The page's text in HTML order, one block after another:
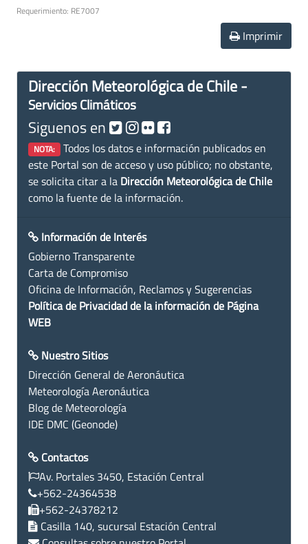
Requerimiento: RE7007
Imprimir
Dirección Meteorológica de Chile -
Servicios Climáticos
Siguenos en
NOTA: Todos los datos e información publicados en
este Portal son de acceso y uso público; no obstante,
se solicita citar a la Dirección Meteorológica de Chile
como la fuente de la información.
Información de Interés
Gobierno Transparente
Carta de Compromiso
Oficina de Información, Reclamos y Sugerencias
Política de Privacidad de la información de Página
WEB
Nuestro Sitios
Dirección General de Aeronáutica
Meteorología Aeronáutica
Blog de Meteorología
IDE DMC (Geonode)
Contactos
Av. Portales 3450, Estación Central
+562-24364538
+562-24378212
Casilla 140, sucursal Estación Central